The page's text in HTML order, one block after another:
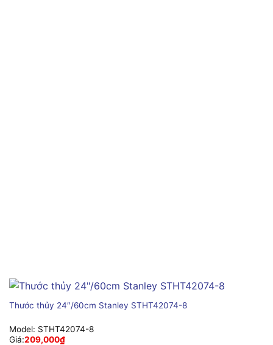
Thước thủy 24″/60cm Stanley STHT42074-8
Model: STHT42074-8
Giá:209,000₫